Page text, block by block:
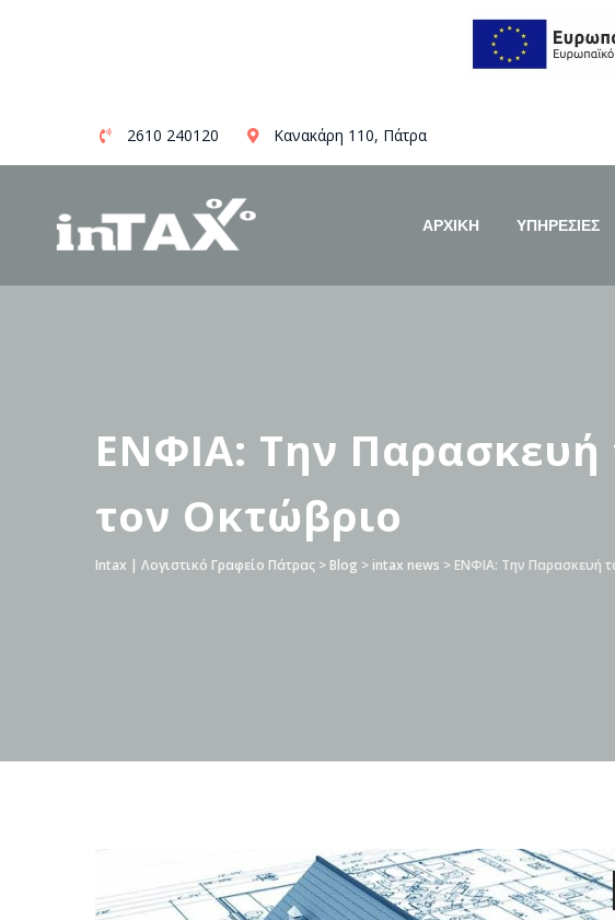
content
2610 240120 Κανακάρη 110, Πάτρα
ΑΡΧΙΚΗ ΥΠΗΡΕΣΙΕΣ
ΕΝΦΙΑ: Την Παρασκευή
τον Οκτώβριο
Intax | Λογιστικό Γραφείο Πάτρας > Blog > intax news > ΕΝΦΙΑ: Την Παρασκευή